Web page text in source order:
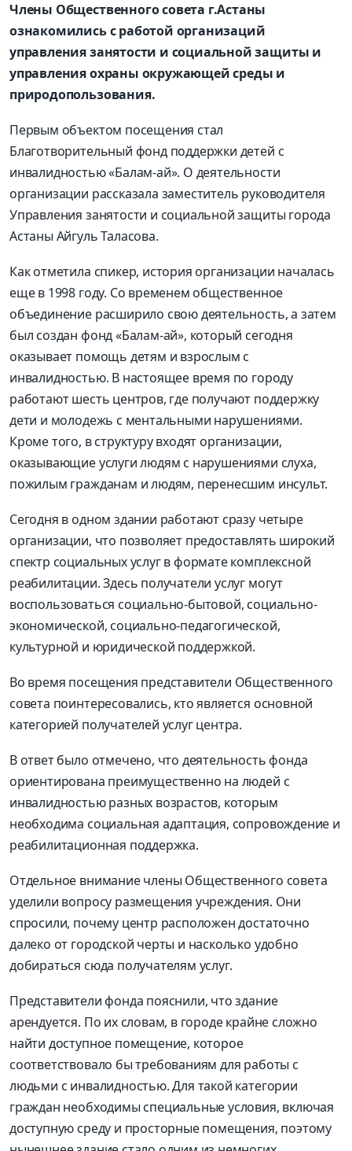
Члены Общественного совета г.Астаны
ознакомились с работой организаций
управления занятости и социальной защиты и
управления охраны окружающей среды и
природопользования.
Первым объектом посещения стал
Благотворительный фонд поддержки детей с
инвалидностью «Балам-ай». О деятельности
организации рассказала заместитель руководителя
Управления занятости и социальной защиты города
Астаны Айгуль Таласова.
Как отметила спикер, история организации началась
еще в 1998 году. Со временем общественное
объединение расширило свою деятельность, а затем
был создан фонд «Балам-ай», который сегодня
оказывает помощь детям и взрослым с
инвалидностью. В настоящее время по городу
работают шесть центров, где получают поддержку
дети и молодежь с ментальными нарушениями.
Кроме того, в структуру входят организации,
оказывающие услуги людям с нарушениями слуха,
пожилым гражданам и людям, перенесшим инсульт.
Сегодня в одном здании работают сразу четыре
организации, что позволяет предоставлять широкий
спектр социальных услуг в формате комплексной
реабилитации. Здесь получатели услуг могут
воспользоваться социально-бытовой, социально-
экономической, социально-педагогической,
культурной и юридической поддержкой.
Во время посещения представители Общественного
совета поинтересовались, кто является основной
категорией получателей услуг центра.
В ответ было отмечено, что деятельность фонда
ориентирована преимущественно на людей с
инвалидностью разных возрастов, которым
необходима социальная адаптация, сопровождение и
реабилитационная поддержка.
Отдельное внимание члены Общественного совета
уделили вопросу размещения учреждения. Они
спросили, почему центр расположен достаточно
далеко от городской черты и насколько удобно
добираться сюда получателям услуг.
Представители фонда пояснили, что здание
арендуется. По их словам, в городе крайне сложно
найти доступное помещение, которое
соответствовало бы требованиям для работы с
людьми с инвалидностью. Для такой категории
граждан необходимы специальные условия, включая
доступную среду и просторные помещения, поэтому